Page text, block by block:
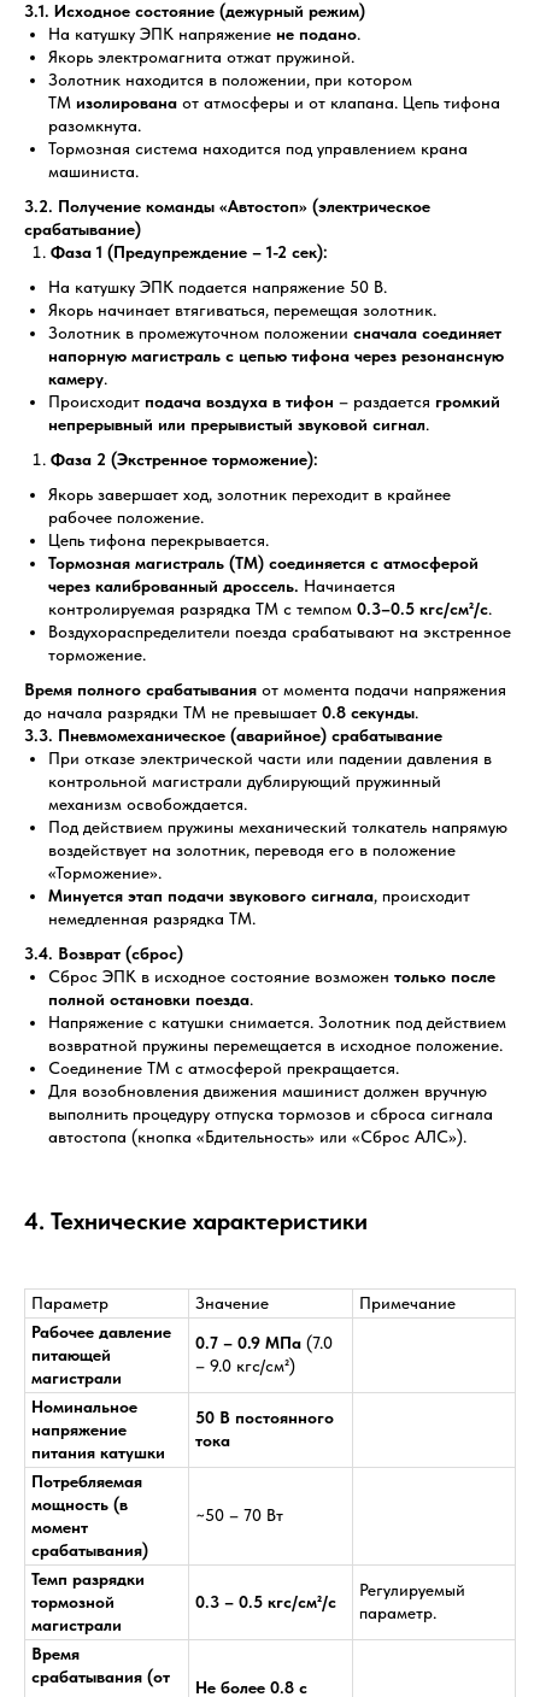
3.1. Исходное состояние (дежурный режим)
На катушку ЭПК напряжение не подано.
Якорь электромагнита отжат пружиной.
Золотник находится в положении, при котором
ТМ изолирована от атмосферы и от клапана. Цепь тифона
разомкнута.
Тормозная система находится под управлением крана
машиниста.
3.2. Получение команды «Автостоп» (электрическое
срабатывание)
Фаза 1 (Предупреждение – 1-2 сек):
На катушку ЭПК подается напряжение 50 В.
Якорь начинает втягиваться, перемещая золотник.
Золотник в промежуточном положении сначала соединяет
напорную магистраль с цепью тифона через резонансную
камеру.
Происходит подача воздуха в тифон – раздается громкий
непрерывный или прерывистый звуковой сигнал.
Фаза 2 (Экстренное торможение):
Якорь завершает ход, золотник переходит в крайнее
рабочее положение.
Цепь тифона перекрывается.
Тормозная магистраль (ТМ) соединяется с атмосферой
через калиброванный дроссель. Начинается
контролируемая разрядка ТМ с темпом 0.3–0.5 кгс/см²/с.
Воздухораспределители поезда срабатывают на экстренное
торможение.
Время полного срабатывания от момента подачи напряжения
до начала разрядки ТМ не превышает 0.8 секунды.
3.3. Пневмомеханическое (аварийное) срабатывание
При отказе электрической части или падении давления в
контрольной магистрали дублирующий пружинный
механизм освобождается.
Под действием пружины механический толкатель напрямую
воздействует на золотник, переводя его в положение
«Торможение».
Минуется этап подачи звукового сигнала, происходит
немедленная разрядка ТМ.
3.4. Возврат (сброс)
Сброс ЭПК в исходное состояние возможен только после
полной остановки поезда.
Напряжение с катушки снимается. Золотник под действием
возвратной пружины перемещается в исходное положение.
Соединение ТМ с атмосферой прекращается.
Для возобновления движения машинист должен вручную
выполнить процедуру отпуска тормозов и сброса сигнала
автостопа (кнопка «Бдительность» или «Сброс АЛС»).
4. Технические характеристики
Параметр Значение
Примечание
Рабочее давление
питающей
магистрали
0.7 – 0.9 МПа (7.0
– 9.0 кгс/см²)
Номинальное
напряжение
питания катушки
50 В постоянного
тока
Потребляемая
мощность (в
момент
срабатывания)
~50 – 70 Вт
Темп разрядки
тормозной
магистрали
0.3 – 0.5 кгс/см²/с
Регулируемый
параметр.
Время
срабатывания (от
Не более 0.8 с